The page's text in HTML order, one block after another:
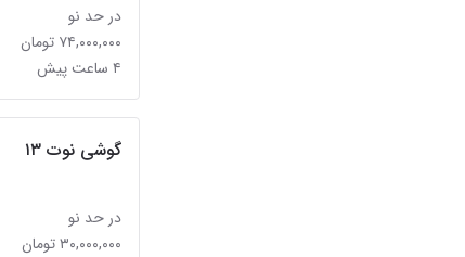
در حد نو
۷۴,۰۰۰,۰۰۰ تومان
۴ ساعت پیش
گوشی نوت ۱۳
در حد نو
۳۰,۰۰۰,۰۰۰ تومان